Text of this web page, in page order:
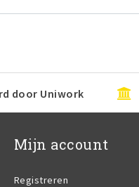
door Uniwork
Mijn account
Registreren